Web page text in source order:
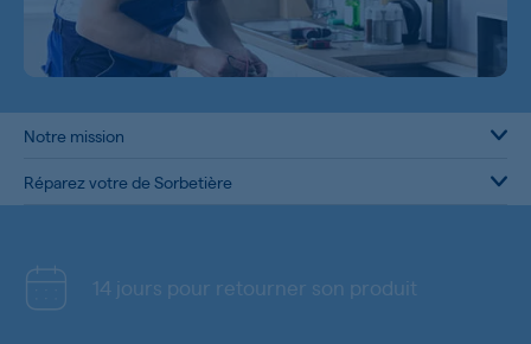
Notre mission
Réparez votre de Sorbetière
14 jours pour retourner son produit